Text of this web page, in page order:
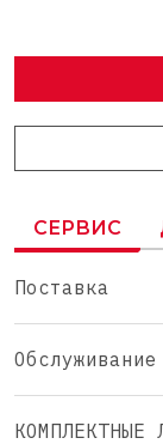
СЕРВИС
Поставка
Обслуживание
КОМПЛЕКТНЫЕ